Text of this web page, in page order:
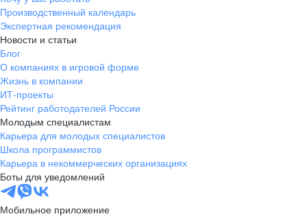
Производственный календарь
Экспертная рекомендация
Новости и статьи
Блог
О компаниях в игровой форме
Жизнь в компании
ИТ-проекты
Рейтинг работодателей России
Молодым специалистам
Карьера для молодых специалистов
Школа программистов
Карьера в некоммерческих организациях
Боты для уведомлений
Мобильное приложение